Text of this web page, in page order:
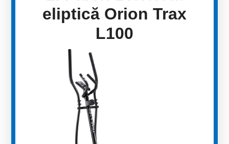
eliptică Orion Trax
L100